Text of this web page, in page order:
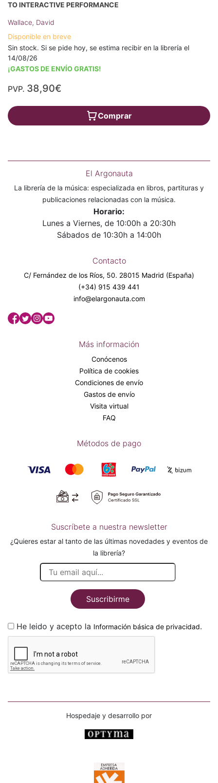
TO INTERACTIVE PERFORMANCE
Wallace, David
Disponible en breve
Sin stock. Si se pide hoy, se estima recibir en la librería el
14/08/26
¡GASTOS DE ENVÍO GRATIS!
PVP. 38,90€
Comprar
El Argonauta
La librería de la música: especializada en libros, partituras y
publicaciones relacionadas con la música.
Horario:
Lunes a Viernes, de 10:00h a 20:30h
Sábados de 10:30h a 14:00h
Contacto
C/ Fernández de los Ríos, 50. 28015 Madrid (España)
(+34) 915 439 441
info@elargonauta.com
Más información
Conócenos
Política de cookies
Condiciones de envío
Gastos de envío
Visita virtual
FAQ
Métodos de pago
Suscríbete a nuestra newsletter
¿Quieres estar al tanto de las últimas novedades y eventos de
la librería?
Suscribirme
He leido y acepto la Información básica de privacidad.
Hospedaje y desarrollo por